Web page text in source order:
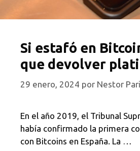
Si estafó en
que devolver
29 enero, 2024 por Nestor
En el año 2019, el Tribunal
había confirmado la primera
con Bitcoins en España. La …